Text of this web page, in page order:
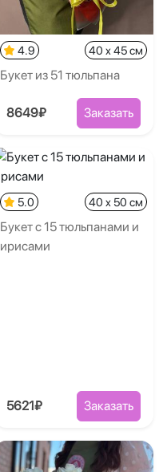
4.9 40 x 45 см
Букет из 51 тюльпана
8649₽ Заказать
5.0 40 x 50 см
Букет с 15 тюльпанами и
ирисами
5621₽ Заказать